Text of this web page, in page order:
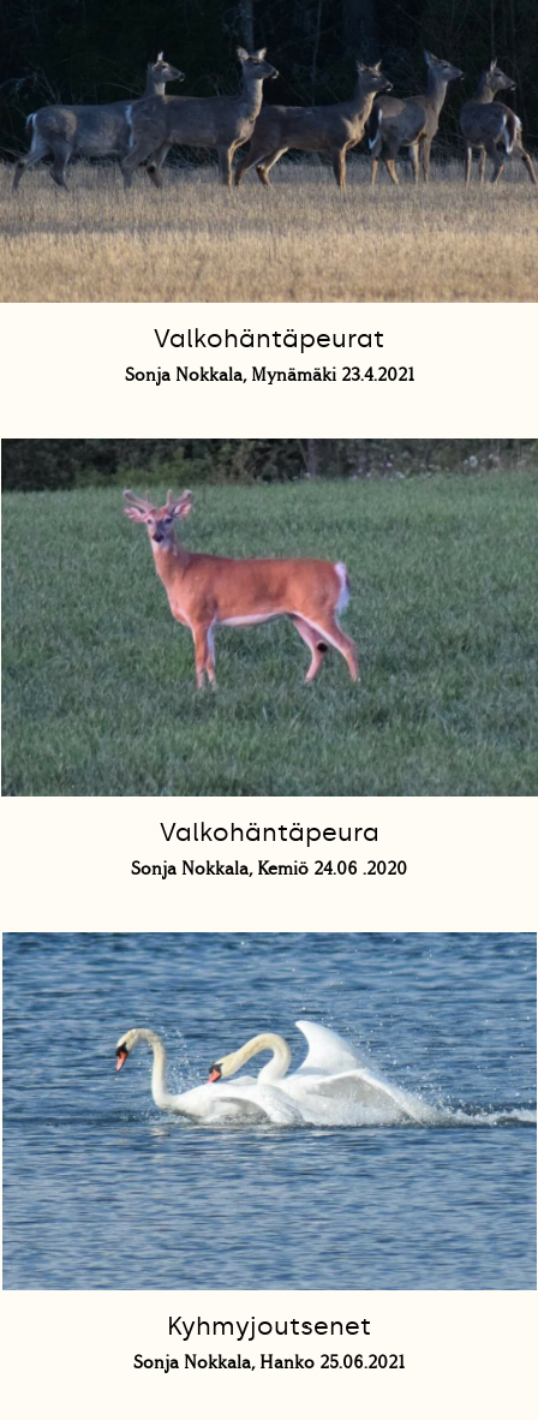
Valkohäntäpeurat
Sonja Nokkala, Mynämäki 23.4.2021
Valkohäntäpeura
Sonja Nokkala, Kemiö 24.06 .2020
Kyhmyjoutsenet
Sonja Nokkala, Hanko 25.06.2021